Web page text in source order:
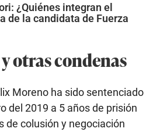
¿Quiénes integran el
de la candidata de Fuerza
otras condenas
Moreno ha sido sentenciado
del 2019 a 5 años de prisión
de colusión y negociación